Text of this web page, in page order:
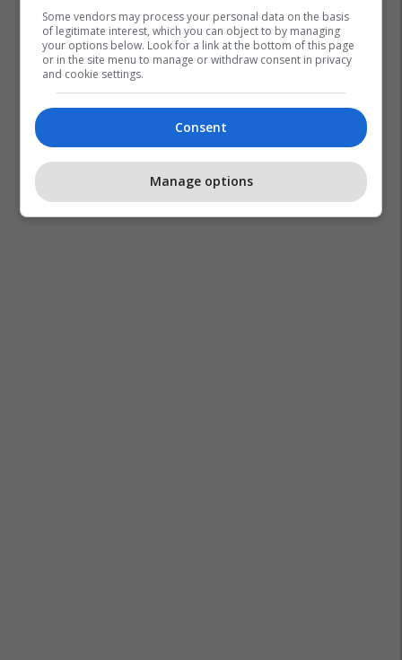
Some vendors may process your personal data on the basis
of legitimate interest, which you can object to by managing
your options below. Look for a link at the bottom of this page
or in the site menu to manage or withdraw consent in privacy
and cookie settings.
Consent
Manage options